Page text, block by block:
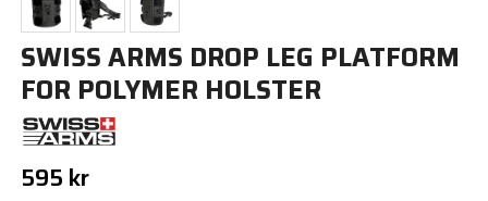
SWISS ARMS DROP LEG PLATFORM
FOR POLYMER HOLSTER
595 kr